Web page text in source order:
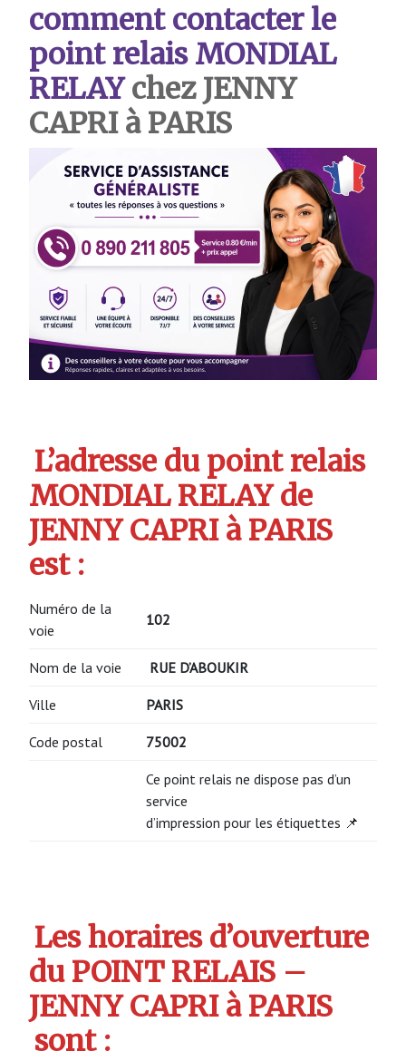
comment contacter le
point relais MONDIAL
RELAYchez JENNY
CAPRI à PARIS
L’adresse du point relais
MONDIAL RELAY de
JENNY CAPRI à PARIS
est :
Numéro de la
voie
102
Nom de la voie RUE D’ABOUKIR
Ville PARIS
Code postal 75002
Ce point relais ne dispose pas d’un
service
d’impression pour les étiquettes 📌
Les horaires d’ouverture
du POINT RELAIS –
JENNY CAPRI à PARIS
sont :